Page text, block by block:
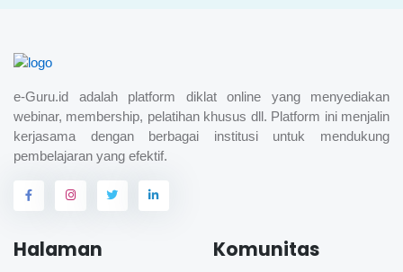
e-Guru.id adalah platform diklat online yang menyediakan
webinar, membership, pelatihan khusus dll. Platform ini menjalin
kerjasama dengan berbagai institusi untuk mendukung
pembelajaran yang efektif.
Halaman Komunitas